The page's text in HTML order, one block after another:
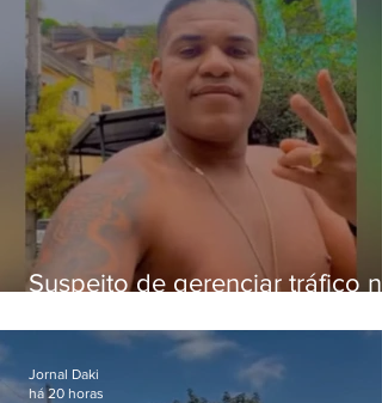
Suspeito de gerenciar tráfico na
foragido
Jornal Daki
há 20 horas